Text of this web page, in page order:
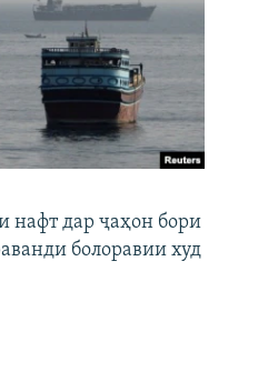
нафт дар ҷаҳон бори
болоравии худ